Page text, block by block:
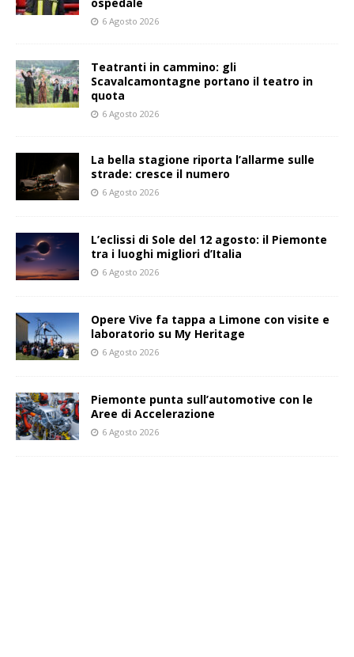
6 Agosto 2026
Teatranti in cammino: gli
Scavalcamontagne portano il teatro in
quota
6 Agosto 2026
La bella stagione riporta l’allarme sulle
strade: cresce il numero
6 Agosto 2026
L’eclissi di Sole del 12 agosto: il Piemonte
tra i luoghi migliori d’Italia
6 Agosto 2026
Opere Vive fa tappa a Limone con visite e
laboratorio su My Heritage
6 Agosto 2026
Piemonte punta sull’automotive con le
Aree di Accelerazione
6 Agosto 2026